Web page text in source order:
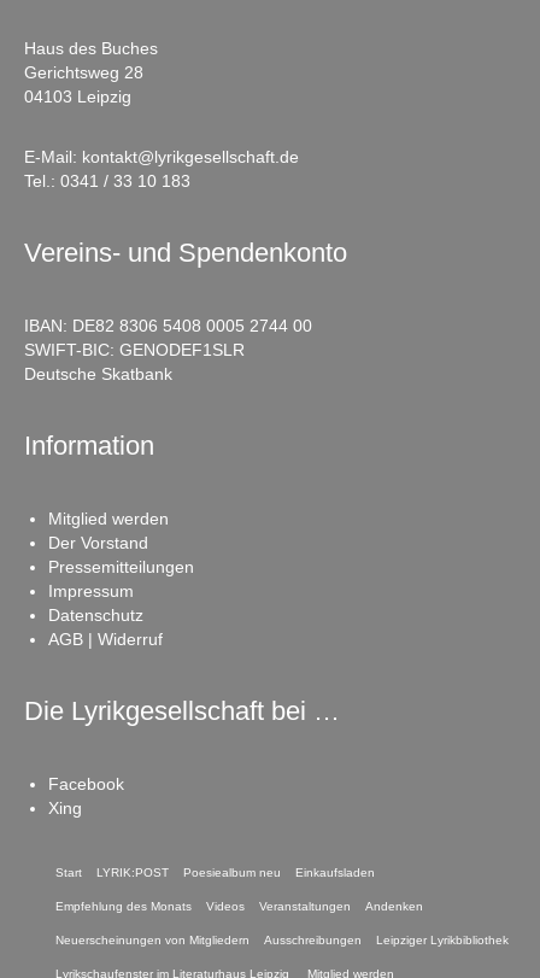
Haus des Buches
Gerichtsweg 28
04103 Leipzig
E-Mail: kontakt@lyrikgesellschaft.de
Tel.: 0341 / 33 10 183
Vereins- und Spendenkonto
IBAN: DE82 8306 5408 0005 2744 00
SWIFT-BIC: GENODEF1SLR
Deutsche Skatbank
Information
Mitglied werden
Der Vorstand
Pressemitteilungen
Impressum
Datenschutz
AGB | Widerruf
Die Lyrikgesellschaft bei …
Facebook
Xing
Start LYRIK:POST Poesiealbum neu Einkaufsladen
Empfehlung des Monats Videos Veranstaltungen Andenken
Neuerscheinungen von Mitgliedern Ausschreibungen Leipziger Lyrikbibliothek
Lyrikschaufenster im Literaturhaus Leipzig Mitglied werden